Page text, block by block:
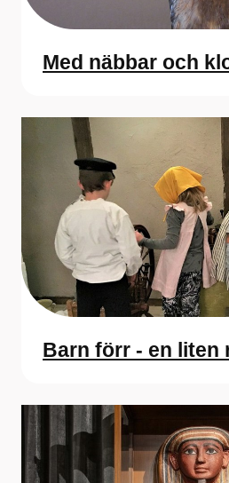
Med näbbar och
Barn förr - en liten